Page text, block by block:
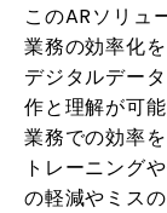
このARソリュ
業務の効率化
デジタルデー
作と理解が可
業務での効率
トレーニング
の軽減やミス